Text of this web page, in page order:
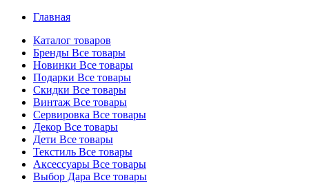
Главная
Каталог товаров
Бренды Все товары
Новинки Все товары
Подарки Все товары
Скидки Все товары
Винтаж Все товары
Сервировка Все товары
Декор Все товары
Дети Все товары
Текстиль Все товары
Аксессуары Все товары
Выбор Дара Все товары